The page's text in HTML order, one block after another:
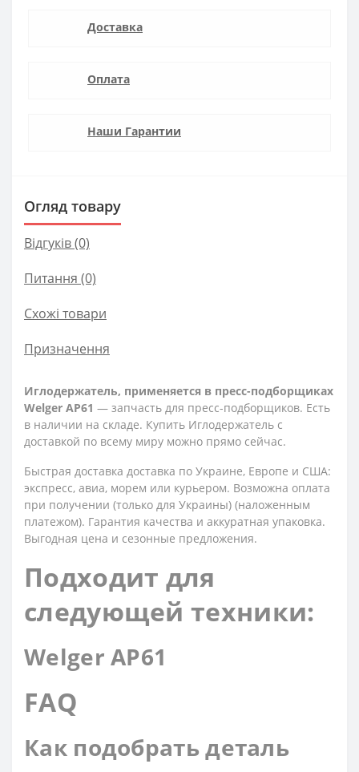
Доставка
Оплата
Наши Гарантии
Огляд товару
Відгуків (0)
Питання (0)
Схожі товари
Призначення
Иглодержатель, применяется в пресс-подборщиках
Welger AP61 — запчасть для пресс-подборщиков. Есть
в наличии на складе. Купить Иглодержатель с
доставкой по всему миру можно прямо сейчас.
Быстрая доставка доставка по Украине, Европе и США:
экспресс, авиа, морем или курьером. Возможна оплата
при получении (только для Украины) (наложенным
платежом). Гарантия качества и аккуратная упаковка.
Выгодная цена и сезонные предложения.
Подходит для
следующей техники:
Welger AP61
FAQ
Как подобрать деталь